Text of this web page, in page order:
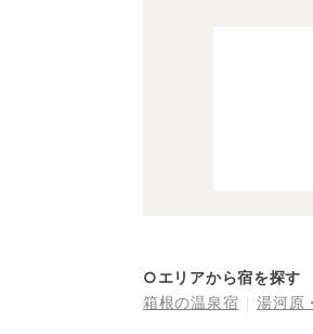
○エリアから宿を探す
箱根の温泉宿
湯河原